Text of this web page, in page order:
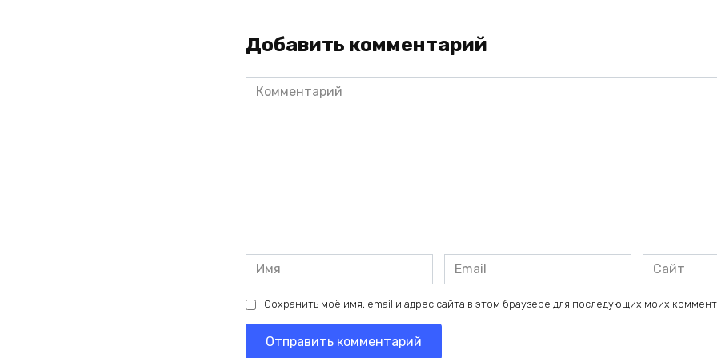
Добавить комментарий
Комментарий
Имя
*
Email
*
Сайт
Сохранить моё имя, email и адрес сайта в этом браузере для последующих моих